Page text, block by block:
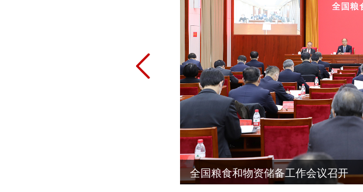
全国粮食和物资储备工作会议召开